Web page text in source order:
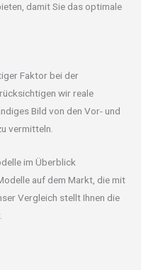
damit Sie das optimale
Faktor bei der
wir reale
Bild von den Vor- und
vermitteln.
im Überblick
auf dem Markt, die mit
Vergleich stellt Ihnen die